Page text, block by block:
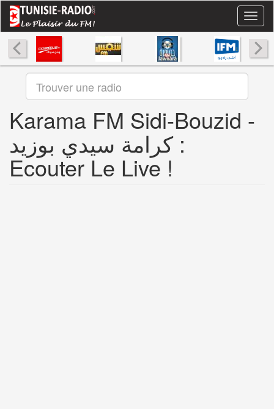
Aller
contenu
principal
Karama FM Sidi-Bouzid -
كرامة سيدي بوزيد :
Ecouter Le Live !